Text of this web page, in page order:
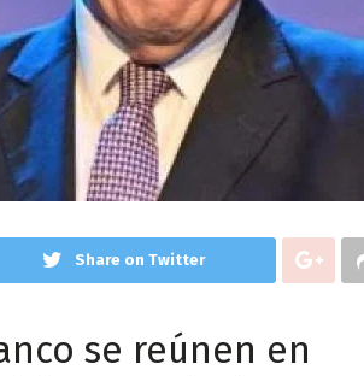
Share on Twitter
se reúnen en